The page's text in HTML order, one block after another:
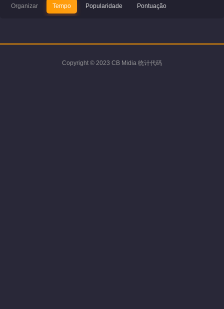
Organizar Tempo Popularidade Pontuação
Copyright © 2023 CB Midia 统计代码